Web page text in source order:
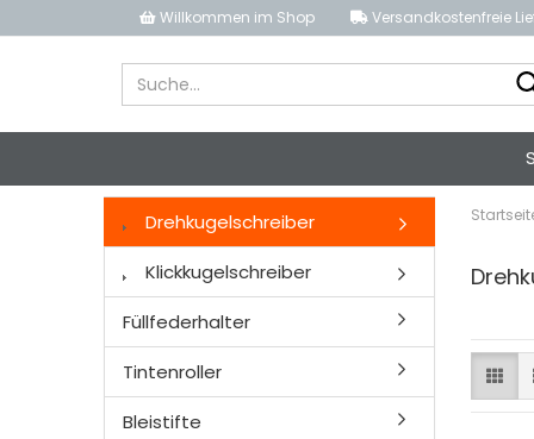
Willkommen im Shop Versandkostenfreie
Drehkugelschreiber
Klickkugelschreiber
Füllfederhalter
Tintenroller
Bleistifte